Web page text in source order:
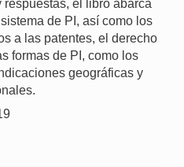
respuestas, el libro abarca
de PI, así como los
a las patentes, el derecho
formas de PI, como los
geográficas y